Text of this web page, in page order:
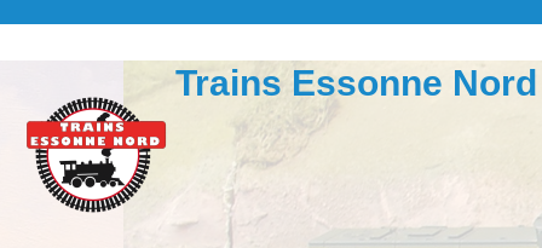
Trains Essonne Nord